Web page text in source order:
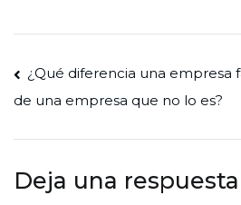
Navegación
de
¿Qué diferencia una empresa
de una empresa que no lo es?
Deja una respuesta